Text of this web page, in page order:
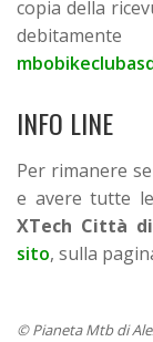
copia della
INFO LINE
Per rimanere
e avere tutte
XTech Città
sito, sulla
© Pianeta Mtb di